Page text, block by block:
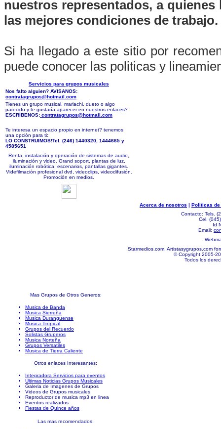
nuestros representados, a
las mejores condiciones de trabajo.
Si ha llegado a este sitio por
puede conocer las politicas y
Servicios para grupos musicales
Nos falto alguien? AVISANOS:
contratagrupos@hotmail.com
Tienes un grupo musical, mariachi, dueto o algo
parecido y te gustaría aparecer en nuestros enlaces?
ESCRIBENOS: contratagrupos@hotmail.com
Te interesa un espacio propio en internet? tenemos
una opción para ti:
LO CONSTRUIMOS!Tel. (246) 1440320, 1444665 y
4585651
Renta, instalación y operación de sistemas de audio,
iluminación y video. Grand soport, plantas de luz,
iluminación robótica, escenarios, pantallas gigantes.
Videfilmación profesional dvd, videoclips, videodifusión.
Promoción en medios.
Acerca de nosotros | Politicas de
Contacto: Tels.
Cel.
Id
Email:
Starmedios.com, Artistasygrupos.com
© Copyright 2005-
Todos los
Mas Grupos de Otros Generos:
Musica de Banda
Musica Sierreña
Musica Duranguense
Musica Tropical
Grupos del Recuerdo
Solistas Gruperos
Musica Norteña
Grupos Versatiles
Musica de Tierra Caliente
Otros enlaces Interesantes:
Integradora Servicios para eventos
Ultimas Noticias Grupos Musicales
Galeria de Imagenes de Grupos
Videos de Grupos musicales
Reproductor de musica mp3 en linea
Eventos realizados
Fiestas de Quince años
Las mas recomendados: